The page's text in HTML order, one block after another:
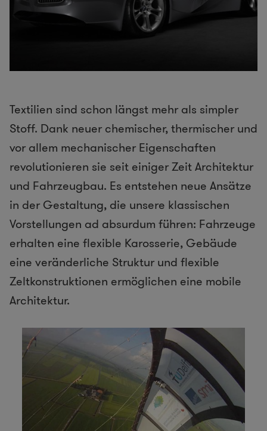
Textilien sind schon längst mehr als simpler
Stoff. Dank neuer chemischer, thermischer und
vor allem mechanischer Eigenschaften
revolutionieren sie seit einiger Zeit Architektur
und Fahrzeugbau. Es entstehen neue Ansätze
in der Gestaltung, die unsere klassischen
Vorstellungen ad absurdum führen: Fahrzeuge
erhalten eine flexible Karosserie, Gebäude
eine veränderliche Struktur und flexible
Zeltkonstruktionen ermöglichen eine mobile
Architektur.